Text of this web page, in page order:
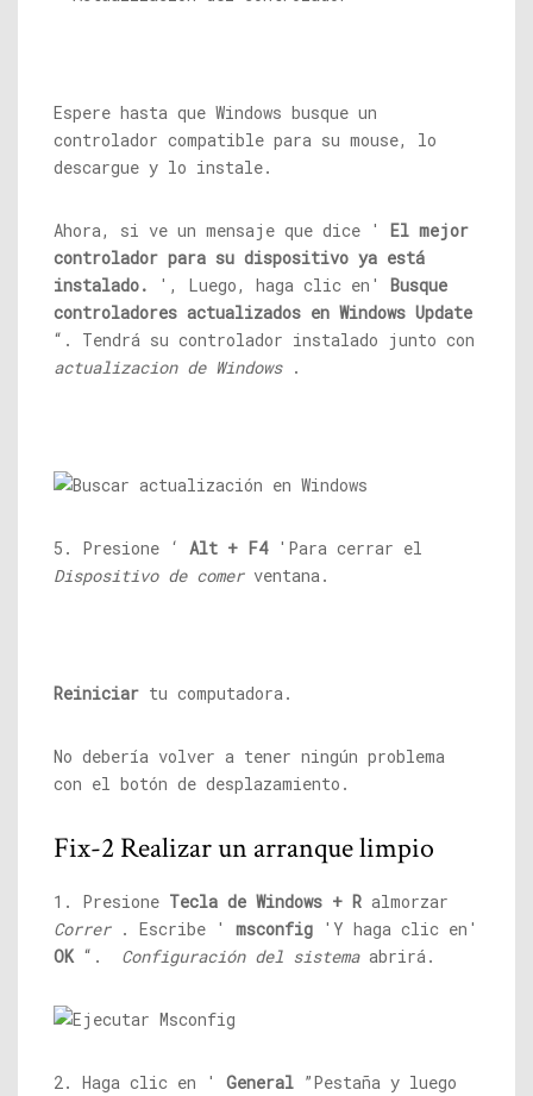
Espere hasta que Windows busque un
controlador compatible para su mouse, lo
descargue y lo instale.
Ahora, si ve un mensaje que dice ' El mejor
controlador para su dispositivo ya está
instalado.
', Luego, haga clic en' Busque
controladores actualizados en Windows Update
“. Tendrá su controlador instalado junto con
actualizacion de Windows.
5. Presione ‘ Alt + F4'Para cerrar el
Dispositivo de comerventana.
Reiniciar tu computadora.
No debería volver a tener ningún problema
con el botón de desplazamiento.
Fix-2 Realizar un arranque limpio
1. Presione Tecla de Windows + R almorzar
Correr. Escribe ' msconfig 'Y haga clic en'
OK“. Configuración del sistemaabrirá.
2. Haga clic en ' General ”Pestaña y luego